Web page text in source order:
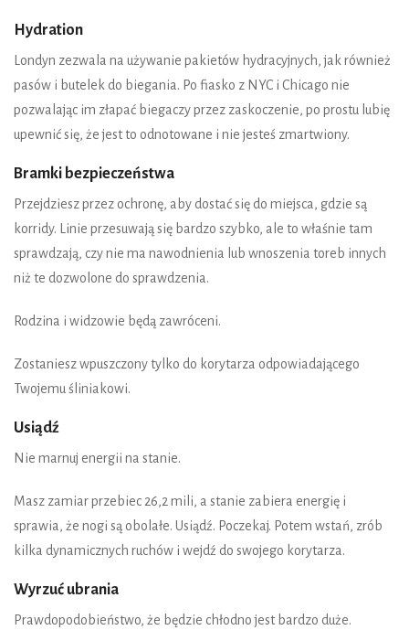
Hydration
Londyn zezwala na używanie pakietów hydracyjnych, jak również
pasów i butelek do biegania. Po fiasko z NYC i Chicago nie
pozwalając im złapać biegaczy przez zaskoczenie, po prostu lubię
upewnić się, że jest to odnotowane i nie jesteś zmartwiony.
Bramki bezpieczeństwa
Przejdziesz przez ochronę, aby dostać się do miejsca, gdzie są
korridy. Linie przesuwają się bardzo szybko, ale to właśnie tam
sprawdzają, czy nie ma nawodnienia lub wnoszenia toreb innych
niż te dozwolone do sprawdzenia.
Rodzina i widzowie będą zawróceni.
Zostaniesz wpuszczony tylko do korytarza odpowiadającego
Twojemu śliniakowi.
Usiądź
Nie marnuj energii na stanie.
Masz zamiar przebiec 26,2 mili, a stanie zabiera energię i
sprawia, że nogi są obolałe. Usiądź. Poczekaj. Potem wstań, zrób
kilka dynamicznych ruchów i wejdź do swojego korytarza.
Wyrzuć ubrania
Prawdopodobieństwo, że będzie chłodno jest bardzo duże.